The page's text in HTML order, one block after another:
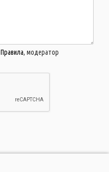
Правила, модератор